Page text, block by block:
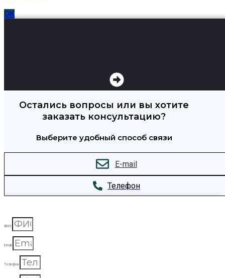
ОК
Остались вопросы или вы хотите
заказать консультацию?
Выберите удобный способ связи
E-mail
Телефон
ФИО
Email
Телефон